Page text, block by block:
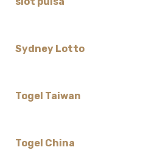
Sydney Lotto
Togel Taiwan
Togel China